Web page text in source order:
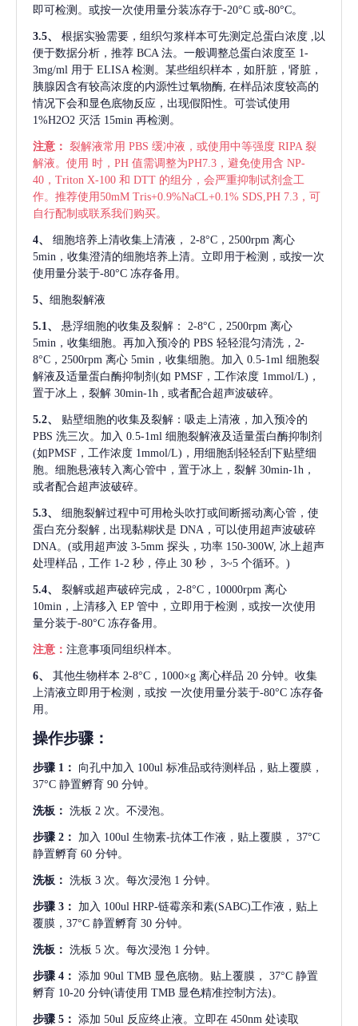
即可检测。或按一次使用量分装冻存于-20°C 或-80°C。
3.5、 根据实验需要，组织匀浆样本可先测定总蛋白浓度
,以
便于数据分析，推荐 BCA 法。一般调整总蛋白浓度至 1-
3mg/ml 用于 ELISA 检测。某些组织样本，如肝脏，肾脏，
胰腺因含有较高浓度的内源性过氧物酶, 在样品浓度较高的
情况下会和显色底物反应，出现假阳性。可尝试使用
1%H2O2 灭活 15min 再检测。
注意： 裂解液常用 PBS 缓冲液，或使用中等强度 RIPA 裂
解液。使用 时，PH 值需调整为PH7.3，避免使用含 NP-
40，Triton X-100 和 DTT 的组分，会严重抑制试剂盒工
作。推荐使用50mM Tris+0.9%NaCL+0.1% SDS,PH 7.3，可
自行配制或联系我们购买。
4、 细胞培养上清收集上清液，
2-8°C，2500rpm 离心
5min，收集澄清的细胞培养上清。立即用于检测，或按一次
使用量分装于-80°C 冻存备用。
5、 细胞裂解液
5.1、 悬浮细胞的收集及裂解：
2-8°C，2500rpm 离心
5min，收集细胞。再加入预冷的 PBS 轻轻混匀清洗，2-
8°C，2500rpm 离心 5min，收集细胞。加入 0.5-1ml 细胞裂
解液及适量蛋白酶抑制剂(如 PMSF，工作浓度 1mmol/L)，
置于冰上，裂解 30min-1h , 或者配合超声波破碎。
5.2、
贴壁细胞的收集及裂解：吸走上清液，加入预冷的
PBS 洗三次。加入 0.5-1ml 细胞裂解液及适量蛋白酶抑制剂
(如PMSF，工作浓度 1mmol/L)，用细胞刮轻轻刮下贴壁细
胞。细胞悬液转入离心管中，置于冰上，裂解 30min-1h，
或者配合超声波破碎。
5.3、
细胞裂解过程中可用枪头吹打或间断摇动离心管，使
蛋白充分裂解
, 出现黏糊状是 DNA，可以使用超声波破碎
DNA。(或用超声波 3-5mm 探头，功率 150-300W, 冰上超声
处理样品，工作 1-2 秒，停止 30 秒， 3~5 个循环。)
5.4、 裂解或超声破碎完成，
2-8°C，10000rpm 离心
10min，上清移入 EP 管中，立即用于检测，或按一次使用
量分装于-80°C 冻存备用。
注意： 注意事项同组织样本。
6、 其他生物样本 2-8°C，1000×g 离心样品 20 分钟。收集
上清液立即用于检测，或按 一次使用量分装于-80°C 冻存备
用。
操作步骤：
步骤 1： 向孔中加入 100ul 标准品或待测样品，贴上覆膜，
37°C 静置孵育 90 分钟。
洗板： 洗板 2 次。不浸泡。
步骤 2： 加入 100ul 生物素-抗体工作液，贴上覆膜， 37°C
静置孵育 60 分钟。
洗板： 洗板 3 次。每次浸泡 1 分钟。
步骤 3： 加入 100ul HRP-链霉亲和素(SABC)工作液，贴上
覆膜，37°C 静置孵育 30 分钟。
洗板： 洗板 5 次。每次浸泡 1 分钟。
步骤 4： 添加 90ul TMB 显色底物。贴上覆膜， 37°C 静置
孵育 10-20 分钟(请使用 TMB 显色精准控制方法)。
步骤 5： 添加 50ul 反应终止液。立即在 450nm 处读取